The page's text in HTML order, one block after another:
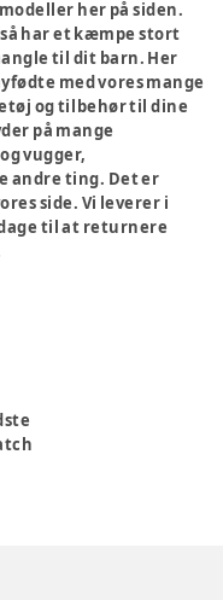
her på siden.
har et kæmpe stort
til dit barn. Her
med vores mange
og tilbehør til dine
på mange
og vugger,
andre ting. Det er
side. Vi leverer i
dage til at returnere